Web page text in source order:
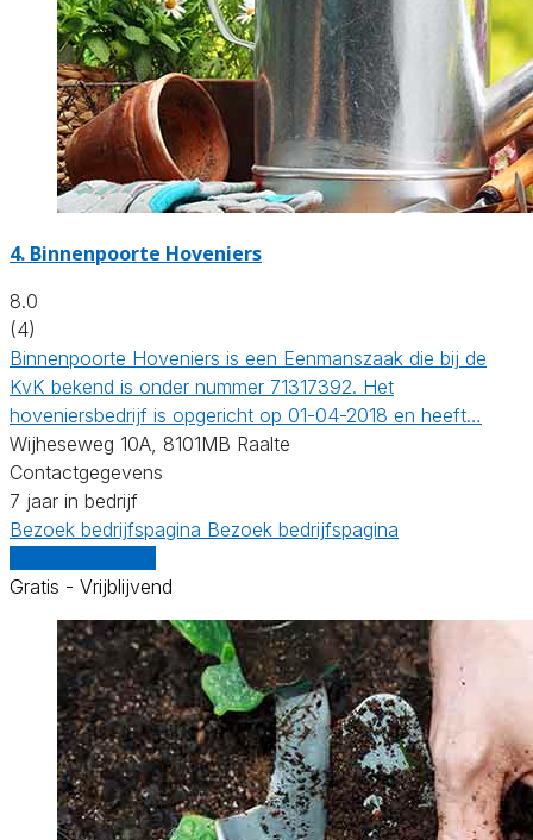
4. Binnenpoorte Hoveniers
8.0
(4)
Binnenpoorte Hoveniers is een Eenmanszaak die bij de
KvK bekend is onder nummer 71317392. Het
hoveniersbedrijf is opgericht op 01-04-2018 en heeft…
Wijheseweg 10A, 8101MB Raalte
Contactgegevens
7 jaar in bedrijf
Bezoek bedrijfspagina Bezoek bedrijfspagina
Gratis - Vrijblijvend